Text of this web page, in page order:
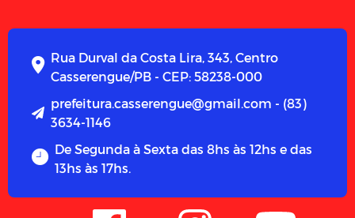
Rua Durval da Costa Lira, 343, Centro
Casserengue/PB - CEP: 58238-000
prefeitura.casserengue@gmail.com - (83)
3634-1146
De Segunda à Sexta das 8hs às 12hs e das
13hs às 17hs.